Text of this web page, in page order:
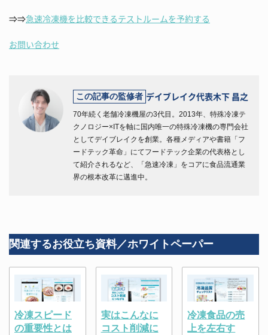
⇒⇒急速冷凍機を比較できるテストルームを予約する
お問い合わせ
この記事の監修者 デイブレイク代表木下 昌之
70年続く老舗冷凍機屋の3代目。2013年、特殊冷凍テ
クノロジー×ITを軸に国内唯一の特殊冷凍機の専門会社
としてデイブレイクを創業。各種メディアや書籍「フ
ードテック革命」にてフードテック企業の代表格とし
て紹介されるなど、「急速冷凍」をコアに食品流通業
界の根本改革に邁進中。
関連するお役立ち資料／ホワイトペーパー
冷凍スピード
の重要性とは
実はこんなに
コスト削減に
冷凍食品の売
上を左右す